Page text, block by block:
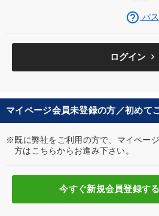
help_outline パ
ログイン keyboard_arrow_right
マイページ会員未登録の方／初めて
※既に弊社をご利用の方で、マイペー
方はこちらからお進み下さい。
今すぐ新規会員登録する